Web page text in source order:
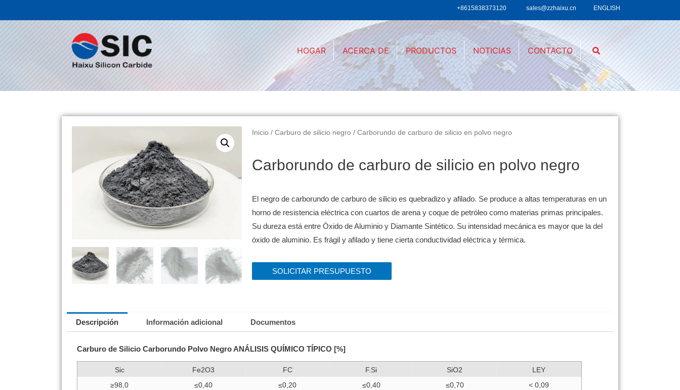
+8615838373120 sales@zzhaixu.cn ENGLISH
HOGAR ACERCA DE PRODUCTOS NOTICIAS CONTACTO
Inicio /Carburo de silicio negro / Carborundo de carburo de silicio en polvo negro
Carborundo de carburo de silicio en polvo negro
El negro de carborundo de carburo de silicio es quebradizo y afilado. Se produce a altas temperaturas en un
horno de resistencia eléctrica con cuartos de arena y coque de petróleo como materias primas principales.
Su dureza está entre Óxido de Aluminio y Diamante Sintético. Su intensidad mecánica es mayor que la del
óxido de aluminio. Es frágil y afilado y tiene cierta conductividad eléctrica y térmica.
SOLICITAR PRESUPUESTO
Descripción Información adicional Documentos
Carburo de Silicio Carborundo Polvo Negro ANÁLISIS QUÍMICO TÍPICO [%]
Sic Fe2O3 FC F.Si SiO2
LEY
≥98,0
≤0,40 ≤0,20 ≤0,40 ≤0,70 < 0,09